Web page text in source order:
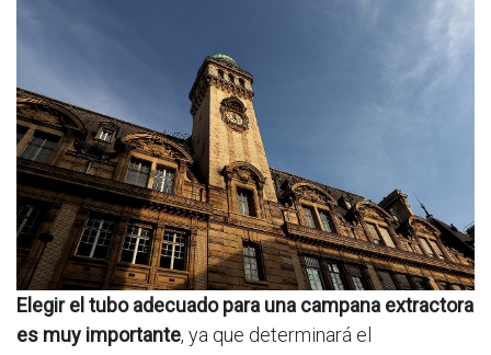
Elegir el tubo adecuado para una campana extractora
es muy importante, ya que determinará el